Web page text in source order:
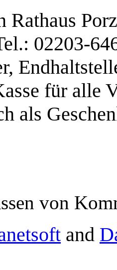
Rathaus
02203-
für alle
als
von
and